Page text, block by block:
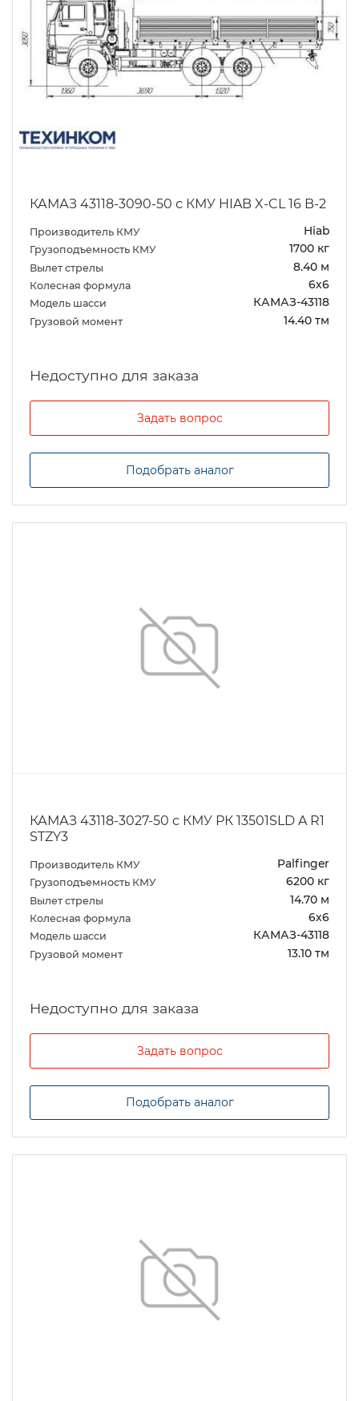
КАМАЗ 43118-3090-50 с КМУ HIAB X-CL 16 B-2
Производитель КМУ Hiab
Грузоподъемность КМУ 1700 кг
Вылет стрелы 8.40 м
Колесная формула 6х6
Модель шасси КАМАЗ-43118
Грузовой момент 14.40 тм
Задать вопрос
Подобрать аналог
КАМАЗ 43118-3027-50 с КМУ РК 13501SLD A R1
STZY3
Производитель КМУ Palfinger
Грузоподъемность КМУ 6200 кг
Вылет стрелы 14.70 м
Колесная формула 6х6
Модель шасси КАМАЗ-43118
Грузовой момент 13.10 тм
Задать вопрос
Подобрать аналог